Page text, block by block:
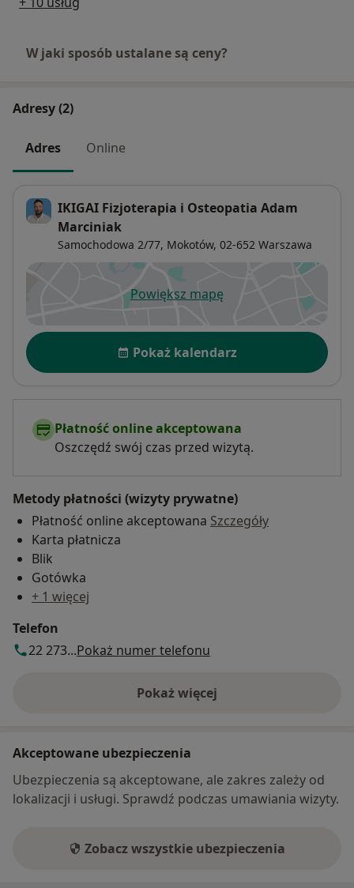
W jaki sposób ustalane są ceny?
Adresy (2)
Adres Online
IKIGAI Fizjoterapia i Osteopatia Adam
Marciniak
Samochodowa 2/77, Mokotów, 02-652 Warszawa
Powiększ mapęotwiera się w nowej karcie
Dostępność
Pokaż kalendarz
Płatność online akceptowana
Oszczędź swój czas przed wizytą.
Metody płatności (wizyty prywatne)
Płatność online akceptowana Szczegóły
Karta płatnicza
Blik
Gotówka
+ 1 więcej
Telefon
22 273...Pokaż numer telefonu
Pokaż więcej
o adresie
Akceptowane ubezpieczenia
Ubezpieczenia są akceptowane, ale zakres zależy od
lokalizacji i usługi. Sprawdź podczas umawiania wizyty.
Zobacz wszystkie ubezpieczenia